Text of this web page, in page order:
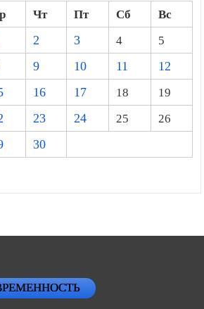
Чт Пт Сб
Вс
2 3 4
5
9 10 11
12
16 17 18
19
23 24 25
26
30